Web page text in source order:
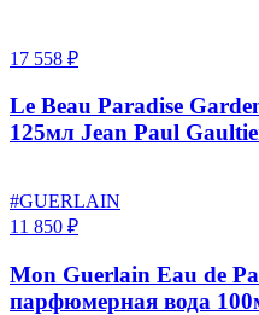
17 558 ₽
Le Beau Paradise
125мл Jean Paul
#GUERLAIN
11 850 ₽
Mon Guerlain Eau de
парфюмерная вода